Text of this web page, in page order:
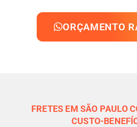
ORÇAMENTO
FRETES EM SÃO PAULO
CUSTO-